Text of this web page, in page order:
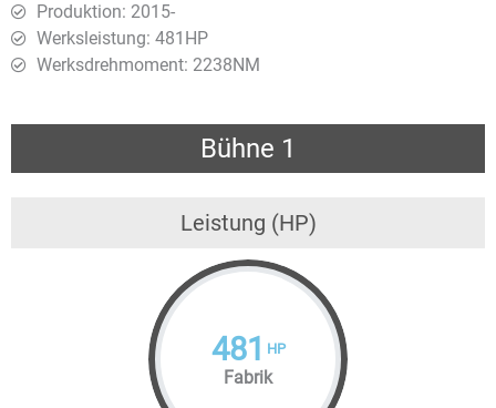
Produktion: 2015-
Werksleistung: 481HP
Werksdrehmoment: 2238ΝΜ
Bühne 1
Leistung (HP)
481 HP
Fabrik